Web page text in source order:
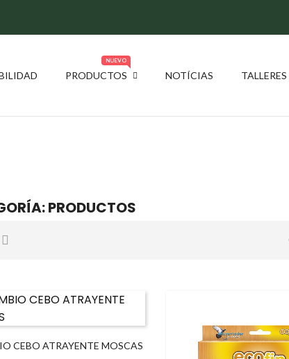
PRODUCTOS
NUEVO
NOTÍCIAS TALLERES
PRODUCTOS
CEBO ATRAYENTE MOSCAS